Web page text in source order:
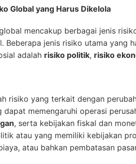
Global yang Harus Dikelola
mencakup berbagai jenis
Beberapa jenis risiko utama yang
adalah risiko politik, risiko
risiko yang terkait dengan
memengaruhi operasi
, serta kebijakan fiskal dan
atau yang memiliki kebijakan
atau bahkan pembatasan